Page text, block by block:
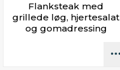
Flanksteak med
grillede løg, hjertesalat
og gomadressing